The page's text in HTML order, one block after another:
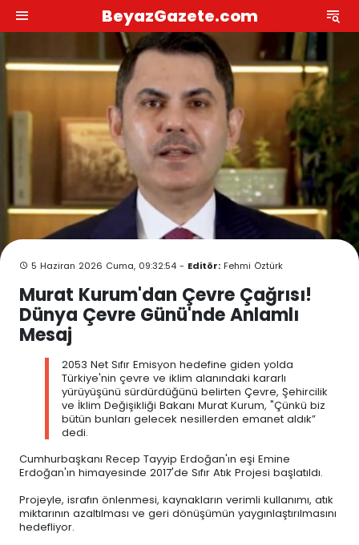
BeyazGazete.com
5 Haziran 2026 Cuma, 09:32:54 - Editör: Fehmi Öztürk
Murat Kurum'dan Çevre Çağrısı!
Dünya Çevre Günü'nde Anlamlı
Mesaj
2053 Net Sıfır Emisyon hedefine giden yolda
Türkiye'nin çevre ve iklim alanındaki kararlı
yürüyüşünü sürdürdüğünü belirten Çevre, Şehircilik
ve İklim Değişikliği Bakanı Murat Kurum, "Çünkü biz
bütün bunları gelecek nesillerden emanet aldık”
dedi.
Cumhurbaşkanı Recep Tayyip Erdoğan'ın eşi Emine
Erdoğan'ın himayesinde 2017'de Sıfır Atık Projesi başlatıldı.
Projeyle, israfın önlenmesi, kaynakların verimli kullanımı, atık
miktarının azaltılması ve geri dönüşümün yaygınlaştırılmasını
hedefliyor.